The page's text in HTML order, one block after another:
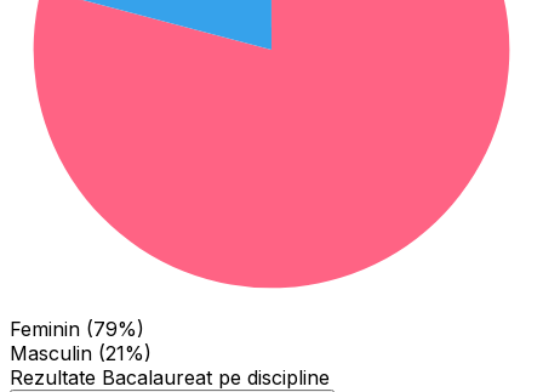
Feminin (79%)
Masculin (21%)
Rezultate Bacalaureat pe discipline